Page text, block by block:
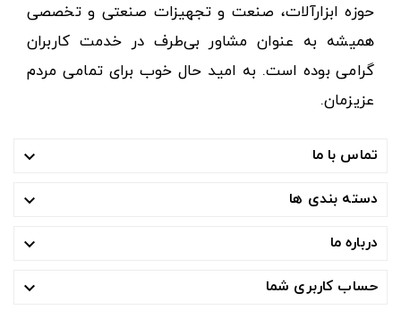
حوزه ابزارآلات، صنعت و تجهیزات صنعتی و تخصصی
همیشه به عنوان مشاور بی‌طرف در خدمت کاربران
گرامی بوده است. به امید حال خوب برای تمامی مردم
عزیزمان.
تماس با ما 
دسته بندی ها 
درباره ما 
حساب کاربری شما 